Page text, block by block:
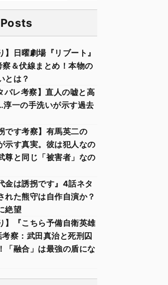
】日曜劇場『リブート』
＆伏線まとめ！本物の
とは？
バレ考察】直人の嘘と高
一の手洗いが示す過去
です考察】有馬英二の
示す真実。彼は犯人なの
尊と同じ「被害者」なの
金は誘拐です』4話ネタ
れた熊守は自作自演か？
絶望
】『こちら予備自衛英雄
察：武田真治と死刑囚
「融合」は最強の盾にな